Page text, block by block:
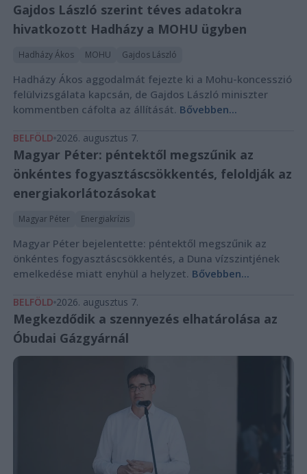
Gajdos László szerint téves adatokra
hivatkozott Hadházy a MOHU ügyben
Hadházy Ákos MOHU Gajdos László
Hadházy Ákos aggodalmát fejezte ki a Mohu-koncesszió
felülvizsgálata kapcsán, de Gajdos László miniszter
kommentben cáfolta az állítását. Bővebben...
BELFÖLD 2026. augusztus 7.
Magyar Péter: péntektől megszűnik az
önkéntes fogyasztáscsökkentés, feloldják az
energiakorlátozásokat
Magyar Péter Energiakrízis
Magyar Péter bejelentette: péntektől megszűnik az
önkéntes fogyasztáscsökkentés, a Duna vízszintjének
emelkedése miatt enyhül a helyzet. Bővebben...
BELFÖLD 2026. augusztus 7.
Megkezdődik a szennyezés elhatárolása az
Óbudai Gázgyárnál